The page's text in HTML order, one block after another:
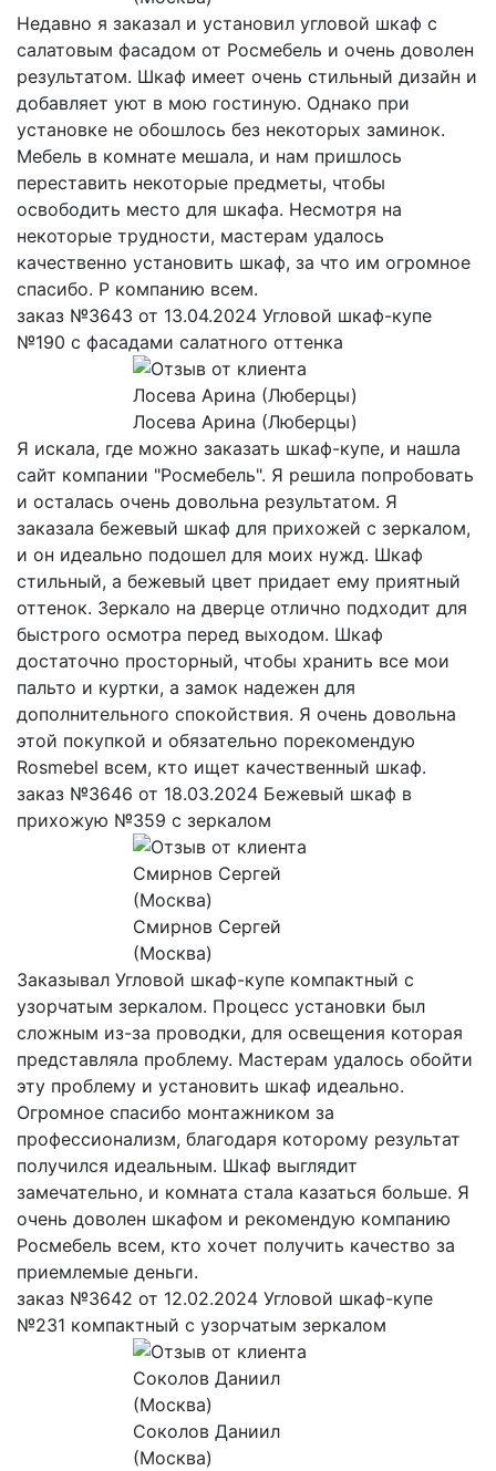
Недавно я заказал и установил угловой шкаф с
салатовым фасадом от Росмебель и очень доволен
результатом. Шкаф имеет очень стильный дизайн и
добавляет уют в мою гостиную. Однако при
установке не обошлось без некоторых заминок.
Мебель в комнате мешала, и нам пришлось
переставить некоторые предметы, чтобы
освободить место для шкафа. Несмотря на
некоторые трудности, мастерам удалось
качественно установить шкаф, за что им огромное
спасибо. Р компанию всем.
заказ №3643 от 13.04.2024 Угловой шкаф-купе
№190 с фасадами салатного оттенка
Лосева Арина (Люберцы)
Я искала, где можно заказать шкаф-купе, и нашла
сайт компании "Росмебель". Я решила попробовать
и осталась очень довольна результатом. Я
заказала бежевый шкаф для прихожей с зеркалом,
и он идеально подошел для моих нужд. Шкаф
стильный, а бежевый цвет придает ему приятный
оттенок. Зеркало на дверце отлично подходит для
быстрого осмотра перед выходом. Шкаф
достаточно просторный, чтобы хранить все мои
пальто и куртки, а замок надежен для
дополнительного спокойствия. Я очень довольна
этой покупкой и обязательно порекомендую
Rosmebel всем, кто ищет качественный шкаф.
заказ №3646 от 18.03.2024 Бежевый шкаф в
прихожую №359 с зеркалом
Смирнов Сергей
(Москва)
Заказывал Угловой шкаф-купе компактный с
узорчатым зеркалом. Процесс установки был
сложным из-за проводки, для освещения которая
представляла проблему. Мастерам удалось обойти
эту проблему и установить шкаф идеально.
Огромное спасибо монтажником за
профессионализм, благодаря которому результат
получился идеальным. Шкаф выглядит
замечательно, и комната стала казаться больше. Я
очень доволен шкафом и рекомендую компанию
Росмебель всем, кто хочет получить качество за
приемлемые деньги.
заказ №3642 от 12.02.2024 Угловой шкаф-купе
№231 компактный с узорчатым зеркалом
Соколов Даниил
(Москва)